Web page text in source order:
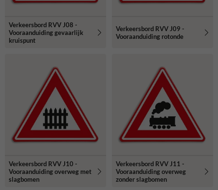
Verkeersbord RVV J08 -
Vooraanduiding gevaarlijk
kruispunt
Verkeersbord RVV J09 -
Vooraanduiding rotonde
Verkeersbord RVV J10 -
Vooraanduiding overweg met
slagbomen
Verkeersbord RVV J11 -
Vooraanduiding overweg
zonder slagbomen